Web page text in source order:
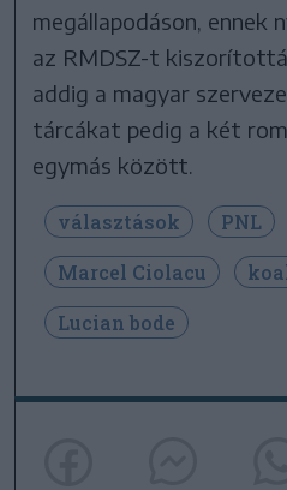
megállapodáson, ennek
az RMDSZ-t
addig a magyar
tárcákat pedig a két
egymás között.
választások PNL
Marcel Ciolacu
Lucian bode